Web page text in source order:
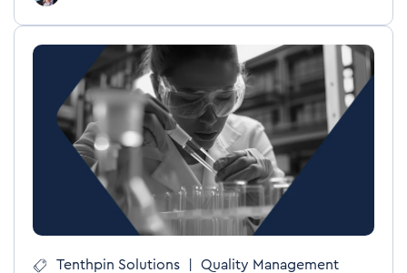
Tenthpin Solutions Quality Management